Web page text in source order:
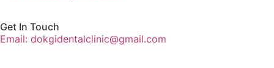
Get In Touch
Email: dokgidentalclinic@gmail.com